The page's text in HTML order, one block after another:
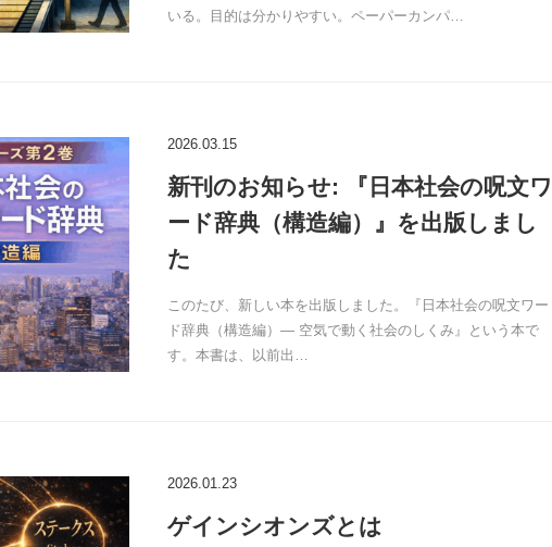
いる。目的は分かりやすい。ペーパーカンパ…
2026.03.15
新刊のお知らせ: 『日本社会の呪文ワ
ード辞典（構造編）』を出版しまし
た
このたび、新しい本を出版しました。『日本社会の呪文ワー
ド辞典（構造編）― 空気で動く社会のしくみ』という本で
す。本書は、以前出…
2026.01.23
ゲインシオンズとは